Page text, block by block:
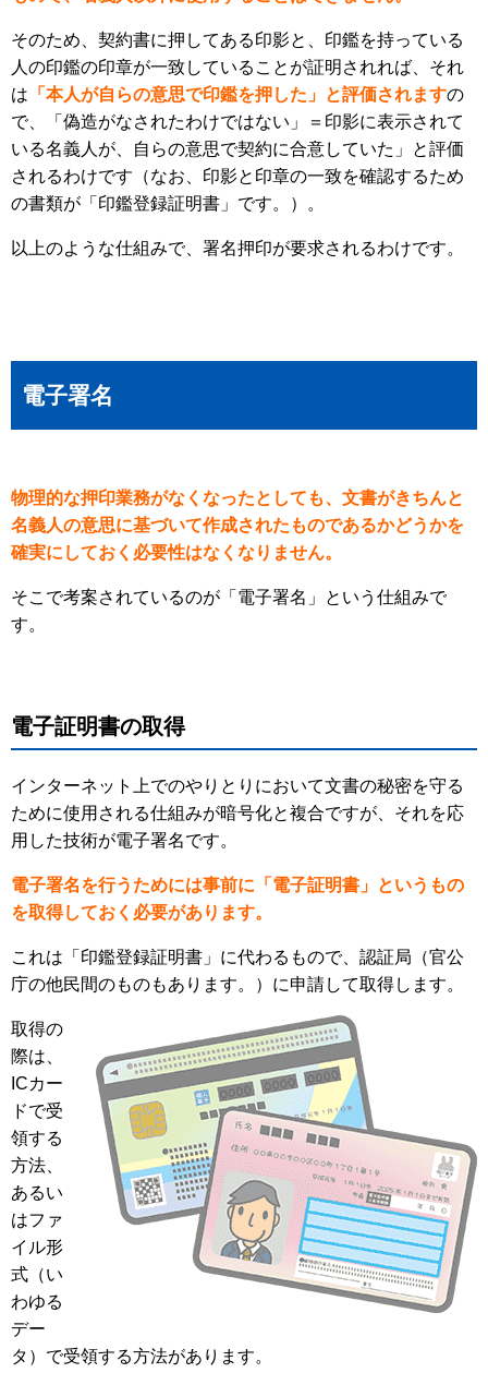
そのため、契約書に押してある印影と、印鑑を持っている
人の印鑑の印章が一致していることが証明されれば、それ
は 「本人が自らの意思で印鑑を押した」と評価されますの
で、「偽造がなされたわけではない」＝印影に表示されて
いる名義人が、自らの意思で契約に合意していた」と評価
されるわけです（なお、印影と印章の一致を確認するため
の書類が「印鑑登録証明書」です。）。
以上のような仕組みで、署名押印が要求されるわけです。
電子署名
物理的な押印業務がなくなったとしても、文書がきちんと
名義人の意思に基づいて作成されたものであるかどうかを
確実にしておく必要性はなくなりません。
そこで考案されているのが「電子署名」という仕組みで
す。
電子証明書の取得
インターネット上でのやりとりにおいて文書の秘密を守る
ために使用される仕組みが暗号化と複合ですが、それを応
用した技術が電子署名です。
電子署名を行うためには事前に「電子証明書」というもの
を取得しておく必要があります。
これは「印鑑登録証明書」に代わるもので、認証局（官公
庁の他民間のものもあります。）に申請して取得します。
取得の
際は、
ICカー
ドで受
領する
方法、
あるい
はファ
イル形
式（い
わゆる
デー
タ）で受領する方法があります。